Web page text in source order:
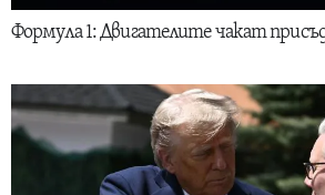
Формула 1: Двигателите чакат